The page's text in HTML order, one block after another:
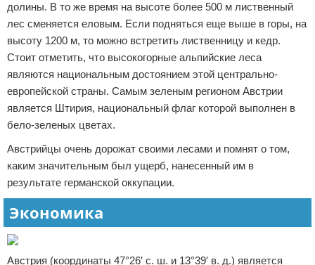
долины. В то же время на высоте более 500 м лиственный
лес сменяется еловым. Если подняться еще выше в горы, на
высоту 1200 м, то можно встретить лиственницу и кедр.
Стоит отметить, что высокогорные альпийские леса
являются национальным достоянием этой центрально-
европейской страны. Самым зеленым регионом Австрии
является Штирия, национальный флаг которой выполнен в
бело-зеленых цветах.
Австрийцы очень дорожат своими лесами и помнят о том,
каким значительным был ущерб, нанесенный им в
результате германской оккупации.
Экономика
Австрия (координаты 47°26′ с. ш. и 13°39′ в. д.) является